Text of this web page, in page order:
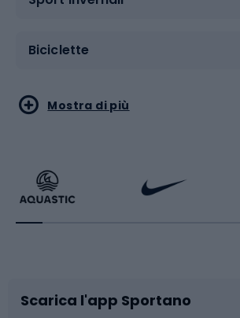
Biciclette
Sport acquatici
Bikepacking
Bushcraft
Sport di arti marziali
Sport con le racchette
Slitte e slittini
Mostra di più
Scarica l'app Sportano